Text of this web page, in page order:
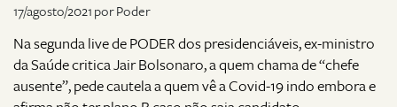
17/agosto/2021 por Poder
Na segunda live de PODER dos presidenciáveis, ex-ministro
da Saúde critica Jair Bolsonaro, a quem chama de “chefe
ausente”, pede cautela a quem vê a Covid-19 indo embora e